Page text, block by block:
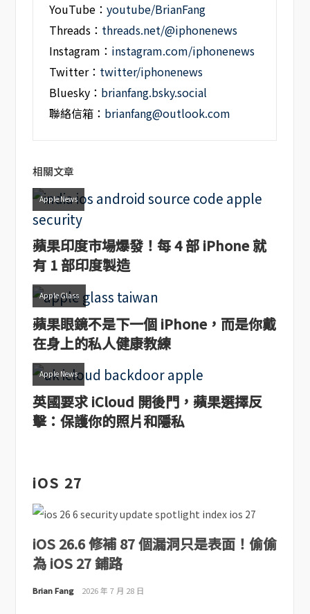
YouTube：youtube/BrianFang
Threads： threads.net/@iphonenews
Instagram： instagram.com/iphonenews
Twitter： twitter/iphonenews
Bluesky： brianfang.bsky.social
聯絡信箱： brianfang@outlook.com
相關文章
Apple News
蘋果印度市場爆發！每 4 部 iPhone 就
有 1 部印度製造
Apple Glass
蘋果眼鏡不是下一個 iPhone，而是你戴
在身上的私人健康教練
Apple News
英國要求 iCloud 開後門，蘋果選擇反
擊：保護你的照片和隱私
iOS 27
iOS 26.6 修補 87 個漏洞只是表面！偷偷
為 iOS 27 鋪路
Brian Fang 2026 年 7 月 28 日